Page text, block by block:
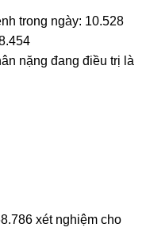
trong ngày: 10.528
nặng đang điều trị là
xét nghiệm cho